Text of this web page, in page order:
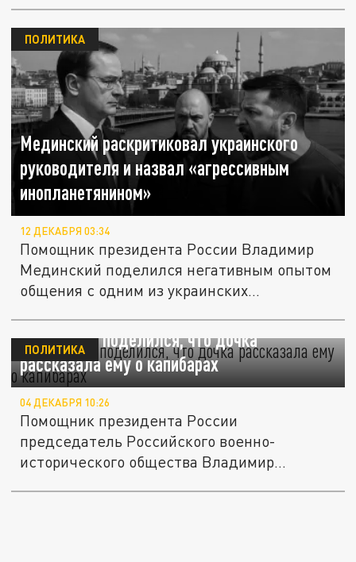
Мединский раскритиковал украинского
руководителя и назвал «агрессивным
инопланетянином»
ПОЛИТИКА
12 ДЕКАБРЯ 03:34
Помощник президента России Владимир
Мединский поделился негативным опытом
общения с одним из украинских...
Мединский поделился, что дочка
рассказала ему о капибарах
ПОЛИТИКА
04 ДЕКАБРЯ 10:26
Помощник президента России
председатель Российского военно-
исторического общества Владимир